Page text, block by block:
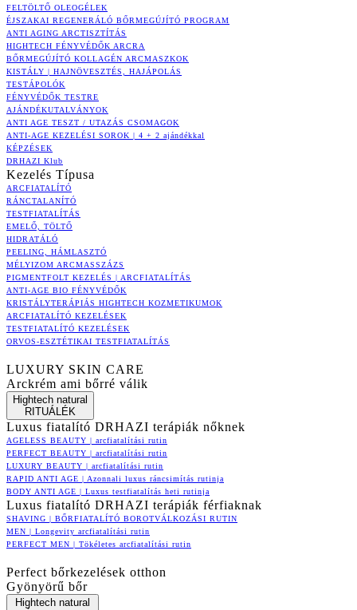
FELTÖLTŐ OLEOGÉLEK
ÉJSZAKAI REGENERÁLÓ BŐRMEGÚJÍTÓ PROGRAM
ANTI AGING ARCTISZTÍTÁS
HIGHTECH FÉNYVÉDŐK ARCRA
BŐRMEGÚJÍTÓ KOLLAGÉN ARCMASZKOK
KISTÁLY | HAJNÖVESZTÉS, HAJÁPOLÁS
TESTÁPOLÓK
FÉNYVÉDŐK TESTRE
AJÁNDÉKUTALVÁNYOK
ANTI AGE TESZT / UTAZÁS CSOMAGOK
ANTI-AGE KEZELÉSI SOROK | 4 + 2 ajándékkal
KÉPZÉSEK
DRHAZI Klub
Kezelés Típusa
ARCFIATALÍTÓ
RÁNCTALANÍTÓ
TESTFIATALÍTÁS
EMELŐ, TÖLTŐ
HIDRATÁLÓ
PEELING, HÁMLASZTÓ
MÉLYIZOM ARCMASSZÁZS
PIGMENTFOLT KEZELÉS | ARCFIATALÍTÁS
ANTI-AGE BIO FÉNYVÉDŐK
KRISTÁLYTERÁPIÁS HIGHTECH KOZMETIKUMOK
ARCFIATALÍTÓ KEZELÉSEK
TESTFIATALÍTÓ KEZELÉSEK
ORVOS-ESZTÉTIKAI TESTFIATALÍTÁS
LUXURY SKIN CARE
Arckrém ami bőrré válik
Hightech natural
RITUÁLÉK
Luxus fiatalító DRHAZI terápiák nőknek
AGELESS BEAUTY | arcfiatalítási rutin
PERFECT BEAUTY | arcfiatalítási rutin
LUXURY BEAUTY | arcfiatalítási rutin
RAPID ANTI AGE | Azonnali luxus ráncsimítás rutinja
BODY ANTI AGE | Luxus testfiatalítás heti rutinja
Luxus fiatalító DRHAZI terápiák férfiaknak
SHAVING | BŐRFIATALÍTÓ BOROTVÁLKOZÁSI RUTIN
MEN | Longevity arcfiatalítási rutin
PERFECT MEN | Tökéletes arcfiatalítási rutin
Perfect bőrkezelések otthon
Gyönyörű bőr
Hightech natural